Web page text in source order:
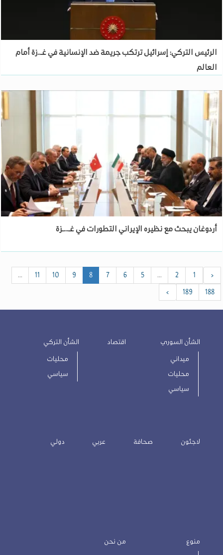
الرئيس التركي: إسرائيل ترتكب جريمة ضد الإنسانية في غـ..زة أمام
العالم
أردوغان يبحث مع نظيره الإيراني التطورات في غـ...ـزة
‹
1
2
...
5
6
7
8
9
10
11
...
188
189
›
الشأن السوري
ميداني
محليات
سياسي
اقتصاد الشأن التركي
محليات
سياسي
لاجئون صحافة عربي دولي
منوع من نحن